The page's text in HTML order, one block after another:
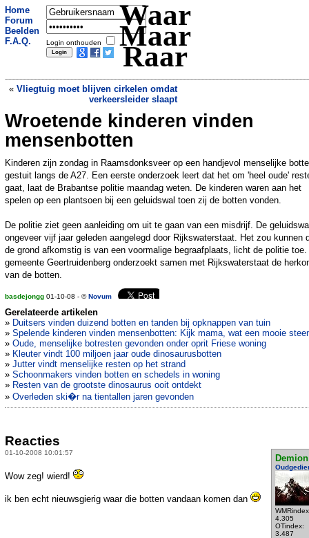
Home
Forum
Beelden
F.A.Q.
Login onthouden
Waar
Maar
Raar
« Vliegtuig moet blijven cirkelen omdat
verkeersleider slaapt
Tiener pleegt moord voor bier
Wroetende kinderen vinden
mensenbotten
Kinderen zijn zondag in Raamsdonksveer op een handjevol menselijke
gestuit langs de A27. Een eerste onderzoek leert dat het om 'heel oude'
gaat, laat de Brabantse politie maandag weten. De kinderen waren aan het
spelen op een plantsoen bij een geluidswal toen zij de botten vonden.
De politie ziet geen aanleiding om uit te gaan van een misdrijf. De
ongeveer vijf jaar geleden aangelegd door Rijkswaterstaat. Het zou kunnen
de grond afkomstig is van een voormalige begraafplaats, licht de politie toe.
gemeente Geertruidenberg onderzoekt samen met Rijkswaterstaat de
van de botten.
basdejongg 01-10-08 - ©Novum
Gerelateerde artikelen
» Duitsers vinden duizend botten en tanden bij opknappen van tuin
» Spelende kinderen vinden mensenbotten: Kijk mama, wat een mooie
» Oude, menselijke botresten gevonden onder oprit Friese woning
» Kleuter vindt 100 miljoen jaar oude dinosaurusbotten
» Jutter vindt menselijke resten op het strand
» Schoonmakers vinden botten en schedels in woning
» Resten van de grootste dinosaurus ooit ontdekt
» Overleden ski�r na tientallen jaren gevonden
Reacties
01-10-2008 10:01:57
Demion
4.305
OTindex:
3.487
Wow zeg! wierd!
ik ben echt nieuwsgierig waar die botten vandaan komen dan